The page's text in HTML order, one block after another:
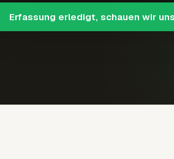
Erfassung erledigt, schauen wir